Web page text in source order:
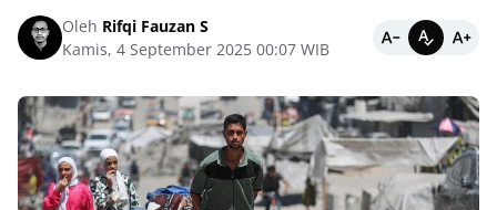
Oleh Rifqi Fauzan S
Kamis, 4 September 2025 00:07 WIB